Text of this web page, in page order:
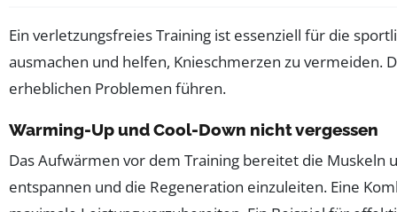
Ein verletzungsfreies Training ist essenziell für die
ausmachen und helfen, Knieschmerzen zu vermeiden.
erheblichen Problemen führen.
Warming-Up und Cool-Down nicht vergessen
Das Aufwärmen vor dem Training bereitet die Muskeln
entspannen und die Regeneration einzuleiten. Eine